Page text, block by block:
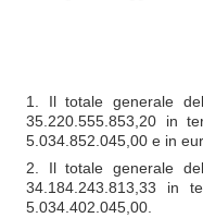
1. Il totale generale
35.220.555.853,20 in
5.034.852.045,00 e in
2. Il totale generale
34.184.243.813,33 in
5.034.402.045,00.